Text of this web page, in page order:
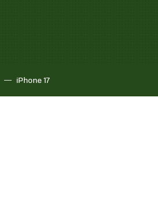
iPhone 17